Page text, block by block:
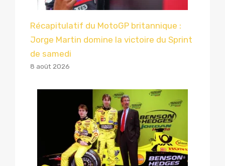
Récapitulatif du MotoGP britannique :
Jorge Martin domine la victoire du Sprint
de samedi
8 août 2026